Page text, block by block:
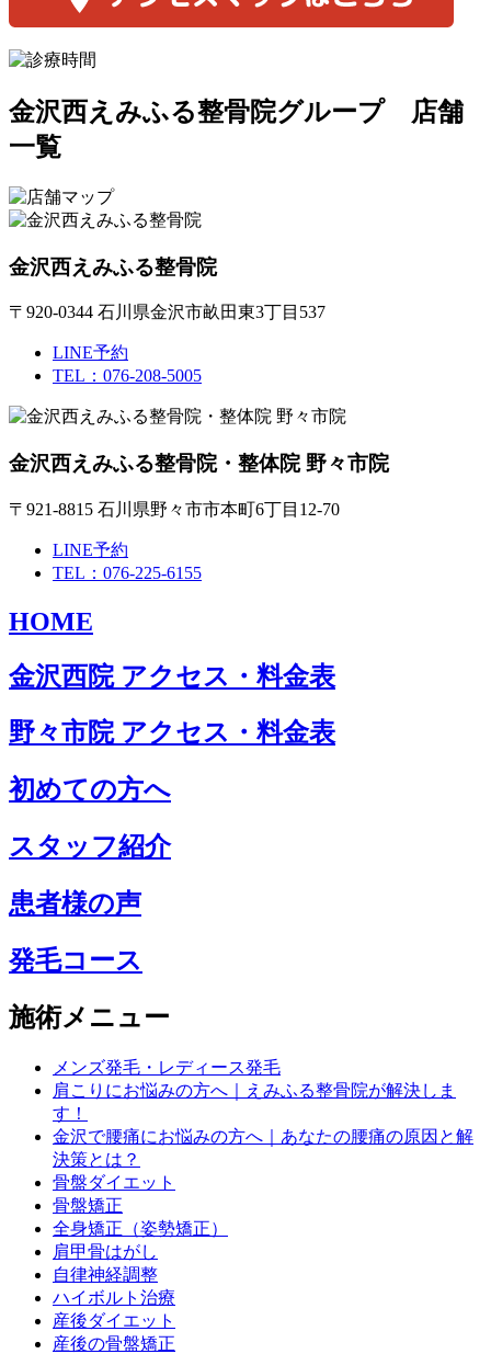
金沢西えみふる整骨院グループ 店舗
一覧
金沢西えみふる整骨院
〒920-0344 石川県金沢市畝田東3丁目537
LINE予約
TEL：076-208-5005
金沢西えみふる整骨院・整体院 野々市院
〒921-8815 石川県野々市市本町6丁目12-70
LINE予約
TEL：076-225-6155
HOME
金沢西院 アクセス・料金表
野々市院 アクセス・料金表
初めての方へ
スタッフ紹介
患者様の声
発毛コース
施術メニュー
メンズ発毛・レディース発毛
肩こりにお悩みの方へ｜えみふる整骨院が解決しま
す！
金沢で腰痛にお悩みの方へ｜あなたの腰痛の原因と解
決策とは？
骨盤ダイエット
骨盤矯正
全身矯正（姿勢矯正）
肩甲骨はがし
自律神経調整
ハイボルト治療
産後ダイエット
産後の骨盤矯正